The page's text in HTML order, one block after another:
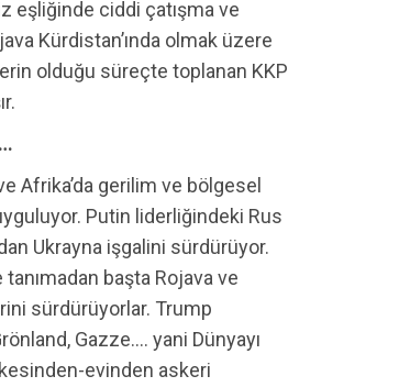
eşliğinde ciddi çatışma ve
Kürdistan’ında olmak üzere
olduğu süreçte toplanan KKP
Afrika’da gerilim ve bölgesel
Putin liderliğindeki Rus
Ukrayna işgalini sürdürüyor.
başta Rojava ve
sürdürüyorlar. Trump
Gazze…. yani Dünyayı
evinden askeri